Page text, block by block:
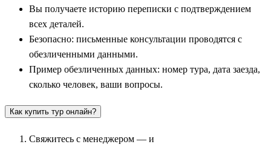
Вы получаете историю переписки с подтверждением
всех деталей.
Безопасно: письменные консультации проводятся с
обезличенными данными.
Пример обезличенных данных: номер тура, дата заезда,
сколько человек, ваши вопросы.
Как купить тур онлайн?
Свяжитесь с менеджером — и